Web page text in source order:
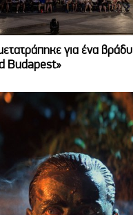
για ένα
Budapest»